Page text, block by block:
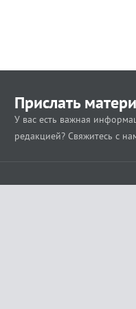
Прислать
У вас есть важная
редакцией? Свяжитесь с